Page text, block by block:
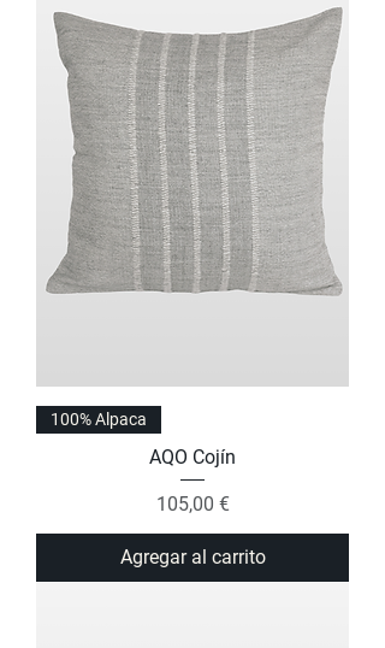
100% Alpaca
AQO Cojín
Precio
105,00 €
Agregar al carrito